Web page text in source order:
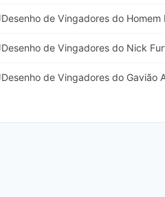
Desenho de Vingadores do Homem
Desenho de Vingadores do Nick
Desenho de Vingadores do Gavião